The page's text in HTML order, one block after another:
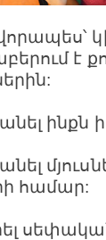
է
ինքն
համար: